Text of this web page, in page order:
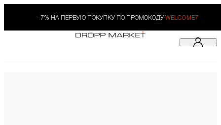
-7% НА ПЕРВУЮ ПОКУПКУ ПО ПРОМОКОДУ WELCOME7